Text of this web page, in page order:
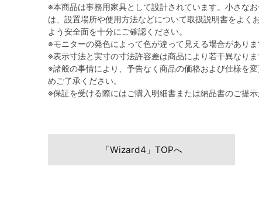
※本商品は事務用家具として設計されています。小さな
は、設置場所や使用方法などについて取扱説明書をよく
よう安全面を十分にご確認ください。
※モニターの発色によって色が違って見える場合がありま
※表示寸法と実寸の寸法許容差は商品により若干異なりま
※諸般の事情により、予告なく商品の価格および仕様を
めご了承ください。
※保証を受ける際にはご購入明細書または納品書のご提示
「Wizard4」TOPへ